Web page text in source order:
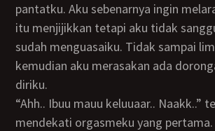
pantatku. Aku sebenarnya ingin
itu menjijikkan tetapi aku tidak
sudah menguasaiku. Tidak sampai
kemudian aku merasakan ada
diriku.
“Ahh.. Ibuu mauu keluuaar.. Naakk..” teriakku
mendekati orgasmeku yang pertama.